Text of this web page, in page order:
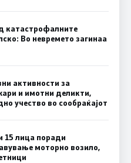
катастрофалните
Во невремето загинаа
активности за
и имотни деликти,
учество во сообраќајот
15 лица поради
моторно возило,